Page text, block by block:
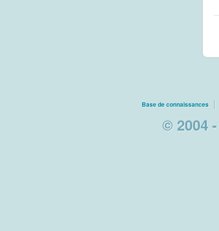
Base de connaissances
© 2004